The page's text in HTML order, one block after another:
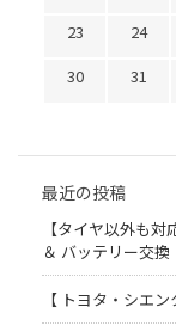
23
24
30
31
最近の投稿
【タイヤ以外も
＆ バッテリー交換
【 トヨタ・シエ